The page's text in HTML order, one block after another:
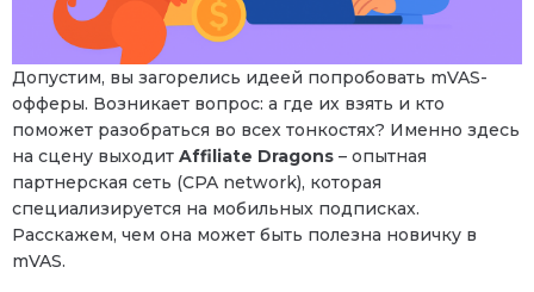
Допустим, вы загорелись идеей попробовать mVAS-
офферы. Возникает вопрос: а где их взять и кто
поможет разобраться во всех тонкостях? Именно здесь
на сцену выходит Affiliate Dragons – опытная
партнерская сеть (CPA network), которая
специализируется на мобильных подписках.
Расскажем, чем она может быть полезна новичку в
mVAS.